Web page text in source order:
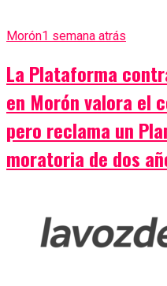
Morón1 semana atrás
La Plataforma
en Morón valora el
pero reclama un
moratoria de dos